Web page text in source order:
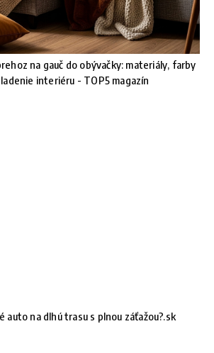
na gauč do obývačky: materiály, farby
interiéru - TOP5 magazín
auto na dlhú trasu s plnou záťažou?.sk